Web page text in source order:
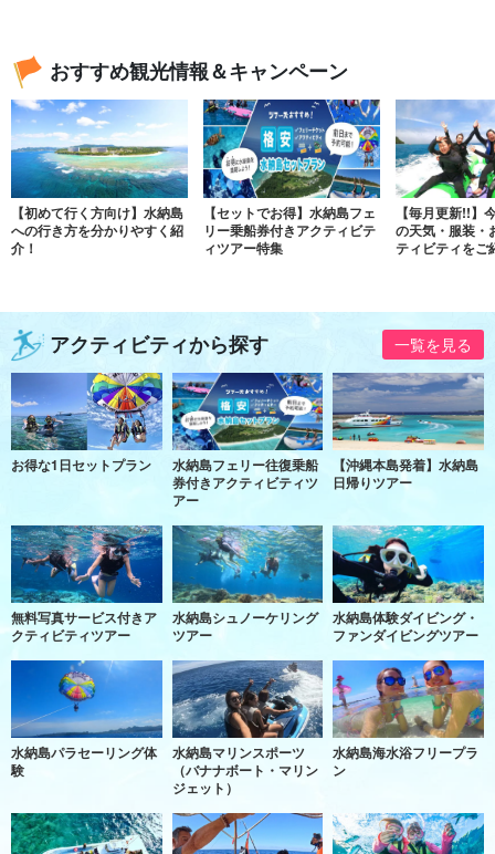
おすすめ観光情報＆キャンペーン
【初めて行く方向け】水納島
への行き方を分かりやすく紹
介！
【セットでお得】水納島フェ
リー乗船券付きアクティビテ
ィツアー特集
【毎月更新!!】
の天気・服装・
ティビティをご
アクティビティから探す 一覧を見る
お得な1日セットプラン
水納島フェリー往復乗船
券付きアクティビティツ
アー
【沖縄本島発着】水納島
日帰りツアー
無料写真サービス付きア
クティビティツアー
水納島シュノーケリング
ツアー
水納島体験ダイビング・
ファンダイビングツアー
水納島パラセーリング体
験
水納島マリンスポーツ
（バナナボート・マリン
ジェット）
水納島海水浴フリープラ
ン